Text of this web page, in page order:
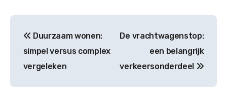
navigation
Duurzaam wonen:
simpel versus complex
vergeleken
De vrachtwagenstop:
een belangrijk
verkeersonderdeel